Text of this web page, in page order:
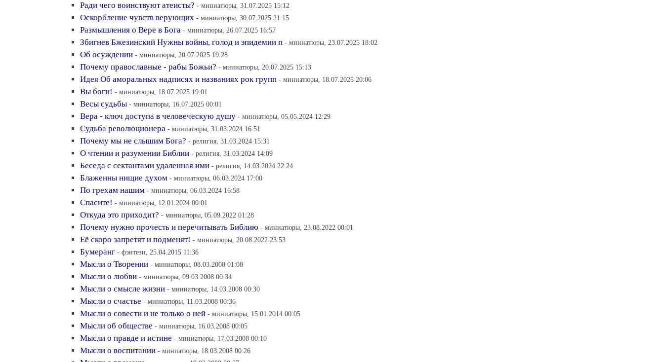
Ради чего воинствуют атеисты? - миниатюры, 31.07.2025 15:12
Оскорбление чувств верующих - миниатюры, 30.07.2025 21:15
Размышления о Вере в Бога - миниатюры, 26.07.2025 16:57
Збигнев Бжезинский Нужны войны, голод и эпидемии п - миниатюры, 23.07.2025 18:02
Об осуждении - миниатюры, 20.07.2025 19:28
Почему православные - рабы Божьи? - миниатюры, 20.07.2025 15:13
Идея Об аморальных надписях и названиях рок групп - миниатюры, 18.07.2025 20:06
Вы боги! - миниатюры, 18.07.2025 19:01
Весы судьбы - миниатюры, 16.07.2025 00:01
Вера - ключ доступа в человеческую душу - миниатюры, 05.05.2024 12:29
Судьба революционера - миниатюры, 31.03.2024 16:51
Почему мы не слышим Бога? - религия, 31.03.2024 15:31
О чтении и разумении Библии - религия, 31.03.2024 14:09
Беседа с сектантами удаленная ими - религия, 14.03.2024 22:24
Блаженны нищие духом - миниатюры, 06.03.2024 17:00
По грехам нашим - миниатюры, 06.03.2024 16:58
Спасите! - миниатюры, 12.01.2024 00:01
Откуда это приходит? - миниатюры, 05.09.2022 01:28
Почему нужно прочесть и перечитывать Библию - миниатюры, 23.08.2022 00:01
Её скоро запретят и подменят! - миниатюры, 20.08.2022 23:53
Бумеранг - фэнтези, 25.04.2015 11:36
Мысли о Творении - миниатюры, 08.03.2008 01:08
Мысли о любви - миниатюры, 09.03.2008 00:34
Мысли о смысле жизни - миниатюры, 14.03.2008 00:30
Мысли о счастье - миниатюры, 11.03.2008 00:36
Мысли о совести и не только о ней - миниатюры, 15.01.2014 00:05
Мысли об обществе - миниатюры, 16.03.2008 00:05
Мысли о правде и истине - миниатюры, 17.03.2008 00:10
Мысли о воспитании - миниатюры, 18.03.2008 00:26